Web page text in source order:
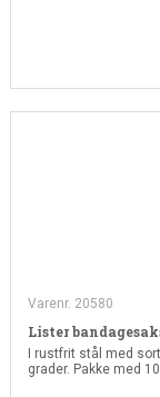
Varenr. 20580
Lister
I rustfrit stål med
grader. Pakke med